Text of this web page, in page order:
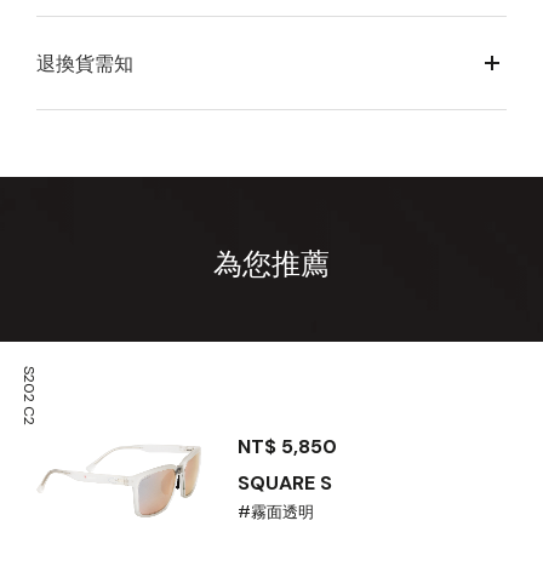
退換貨需知
為您推薦
S202 C2
NT$ 5,850
SQUARE S
#霧面透明